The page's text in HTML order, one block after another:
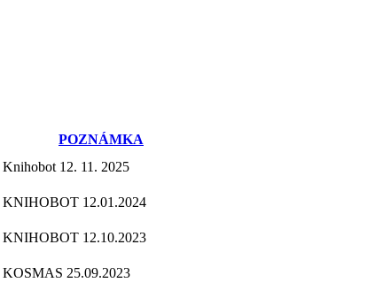
POZNÁMKA
Knihobot 12. 11. 2025
KNIHOBOT 12.01.2024
KNIHOBOT 12.10.2023
KOSMAS 25.09.2023